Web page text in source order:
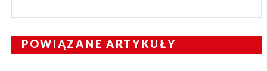
POWIĄZANE ARTYKUŁY